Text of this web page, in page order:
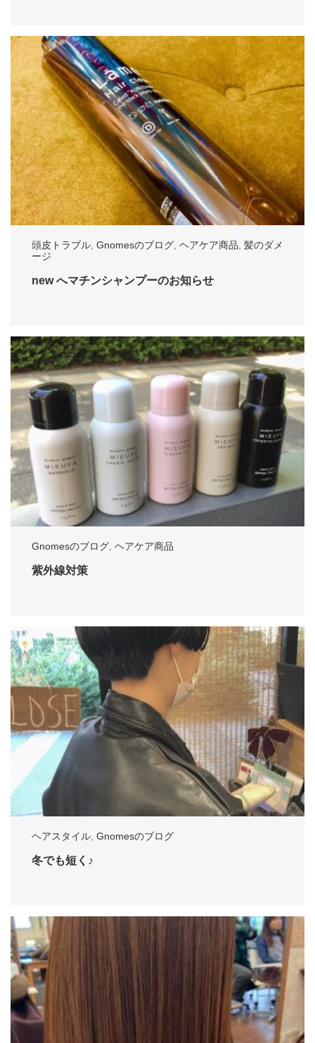
頭皮トラブル, Gnomesのブログ, ヘアケア商品, 髪のダメ
ージ
new へマチンシャンプーのお知らせ
Gnomesのブログ ヘアケア商品
紫外線対策
ヘアスタイル Gnomesのブログ
冬でも短く♪